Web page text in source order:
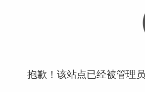
抱歉！该站点已经被管理